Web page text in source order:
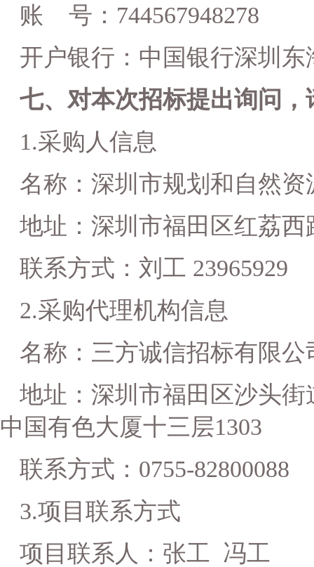
账 号：744567948278
开户银行：中国银行深圳东
七、对本次招标提出询问
1.采购人信息
名称：深圳市规划和自然资
地址：深圳市福田区红荔西
联系方式：刘工 23965929
2.采购代理机构信息
名称：三方诚信招标有限公
地址： 深圳市福田区沙头街
中国有色大厦十三层1303
联系方式： 0755-82800088
3.项目联系方式
项目联系人：张工 冯工